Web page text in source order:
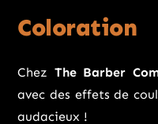
Coloration
Chez The Barber
avec des effets de
audacieux !